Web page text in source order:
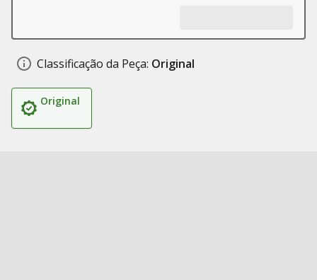
Classificação da Peça: Original
Original